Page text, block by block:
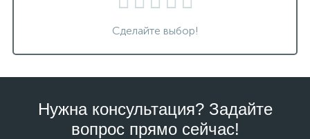
Сделайте выбор!
Нужна консультация? Задайте
вопрос прямо сейчас!